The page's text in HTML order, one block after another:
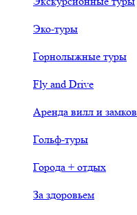
Эко-туры
Горнолыжные туры
Fly and Drive
Аренда вилл и замков
Гольф-туры
Города + отдых
За здоровьем